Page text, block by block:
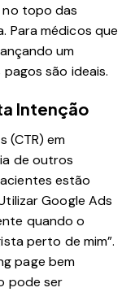
topo das
Para médicos que
um
são ideais.
Intenção
(CTR) em
de outros
estão
Google Ads
quando o
perto de mim”.
page bem
pode ser